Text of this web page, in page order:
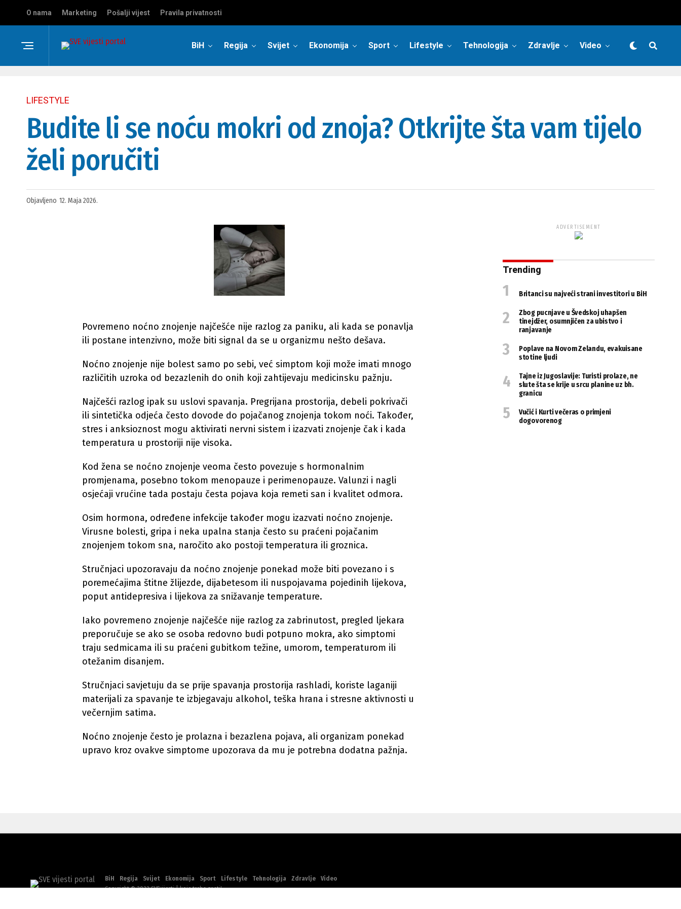
O nama Marketing Pošalji vijest Pravila privatnosti
BiH Regija Svijet Ekonomija Sport Lifestyle Tehnologija Zdravlje Video
LIFESTYLE
Budite li se noću mokri od znoja? Otkrijte šta vam tijelo
želi poručiti
Objavljeno 12. Maja 2026.
Povremeno noćno znojenje najčešće nije razlog za paniku, ali kada se ponavlja
ili postane intenzivno, može biti signal da se u organizmu nešto dešava.
Noćno znojenje nije bolest samo po sebi, već simptom koji može imati mnogo
različitih uzroka od bezazlenih do onih koji zahtijevaju medicinsku pažnju.
Najčešći razlog ipak su uslovi spavanja. Pregrijana prostorija, debeli pokrivači
ili sintetička odjeća često dovode do pojačanog znojenja tokom noći. Također,
stres i anksioznost mogu aktivirati nervni sistem i izazvati znojenje čak i kada
temperatura u prostoriji nije visoka.
Kod žena se noćno znojenje veoma često povezuje s hormonalnim
promjenama, posebno tokom menopauze i perimenopauze. Valunzi i nagli
osjećaji vrućine tada postaju česta pojava koja remeti san i kvalitet odmora.
Osim hormona, određene infekcije također mogu izazvati noćno znojenje.
Virusne bolesti, gripa i neka upalna stanja često su praćeni pojačanim
znojenjem tokom sna, naročito ako postoji temperatura ili groznica.
Stručnjaci upozoravaju da noćno znojenje ponekad može biti povezano i s
poremećajima štitne žlijezde, dijabetesom ili nuspojavama pojedinih lijekova,
poput antidepresiva i lijekova za snižavanje temperature.
Iako povremeno znojenje najčešće nije razlog za zabrinutost, pregled ljekara
preporučuje se ako se osoba redovno budi potpuno mokra, ako simptomi
traju sedmicama ili su praćeni gubitkom težine, umorom, temperaturom ili
otežanim disanjem.
Stručnjaci savjetuju da se prije spavanja prostorija rashladi, koriste laganiji
materijali za spavanje te izbjegavaju alkohol, teška hrana i stresne aktivnosti u
večernjim satima.
Noćno znojenje često je prolazna i bezazlena pojava, ali organizam ponekad
upravo kroz ovakve simptome upozorava da mu je potrebna dodatna pažnja.
ADVERTISEMENT
Trending
Britanci su najveći strani investitori u BiH
Zbog pucnjave u Švedskoj uhapšen
tinejdžer, osumnjičen za ubistvo i
ranjavanje
Poplave na Novom Zelandu, evakuisane
stotine ljudi
Tajne iz Jugoslavije: Turisti prolaze, ne
slute šta se krije u srcu planine uz bh.
granicu
Vučić i Kurti večeras o primjeni
dogovorenog
BiH Regija Svijet Ekonomija Sport Lifestyle Tehnologija Zdravlje
Video
Copyright © 2022 SVEvijesti | koje treba znati!